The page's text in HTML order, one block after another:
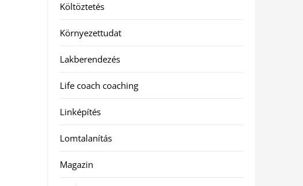
Költöztetés
Környezettudat
Lakberendezés
Life coach coaching
Linképítés
Lomtalanítás
Magazin